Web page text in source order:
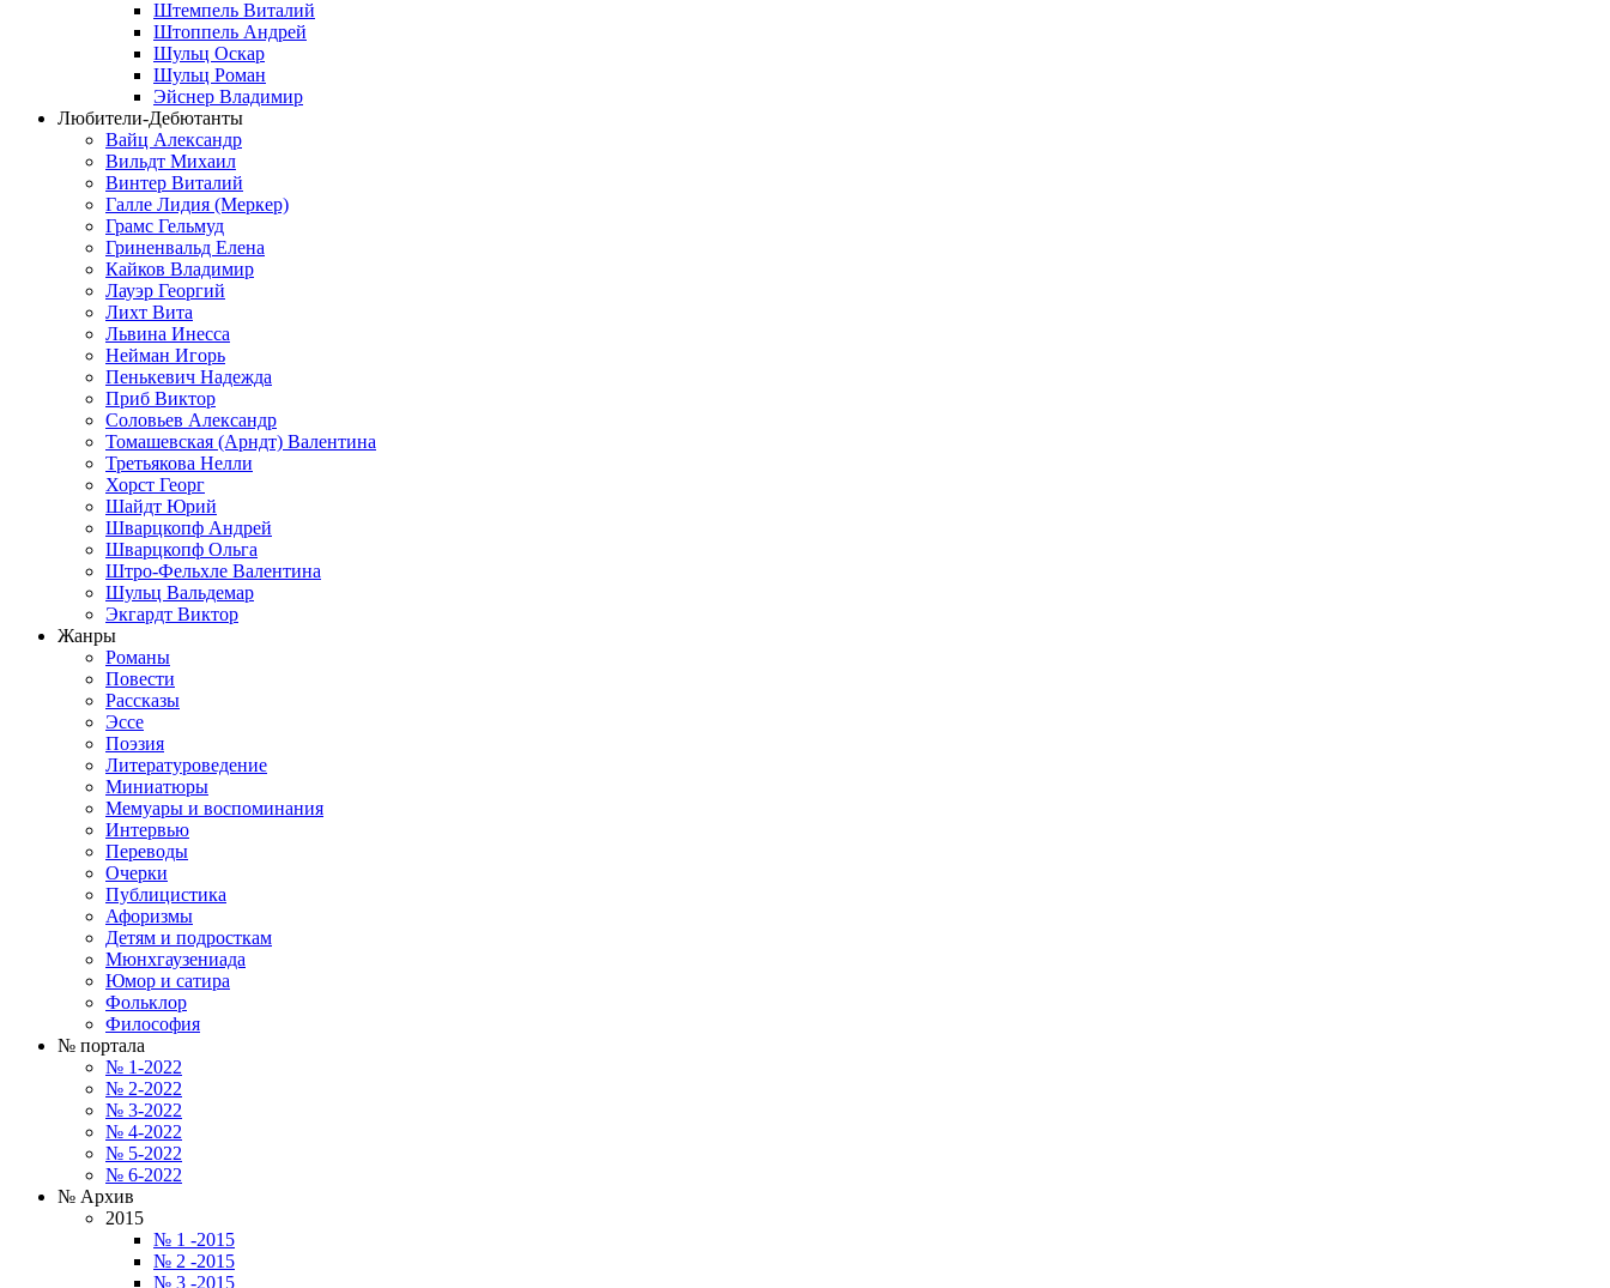
Штемпель Виталий
Штоппель Андрей
Шульц Оскар
Шульц Роман
Эйснер Владимир
Любители-Дебютанты
Вайц Александр
Вильдт Михаил
Винтер Виталий
Галле Лидия (Меркер)
Грамс Гельмуд
Гриненвальд Елена
Кайков Владимир
Лауэр Георгий
Лихт Вита
Львина Инесса
Нейман Игорь
Пенькевич Надежда
Приб Виктор
Соловьев Александр
Томашевская (Арндт) Валентина
Третьякова Нелли
Хорст Георг
Шайдт Юрий
Шварцкопф Андрей
Шварцкопф Ольга
Штро-Фельхле Валентина
Шульц Вальдемар
Экгардт Виктор
Жанры
Романы
Повести
Рассказы
Эссе
Поэзия
Литературоведение
Миниатюры
Мемуары и воспоминания
Интервью
Переводы
Очерки
Публицистика
Афоризмы
Детям и подросткам
Мюнхгаузениада
Юмор и сатира
Фольклор
Философия
№ портала
№ 1-2022
№ 2-2022
№ 3-2022
№ 4-2022
№ 5-2022
№ 6-2022
№ Архив
2015
№ 1 -2015
№ 2 -2015
№ 3 -2015